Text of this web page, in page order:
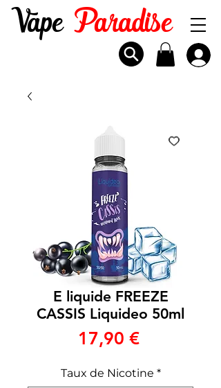
VapeParadise
E liquide FREEZE
CASSIS Liquideo 50ml
17,90 €Prix
Taux de Nicotine *